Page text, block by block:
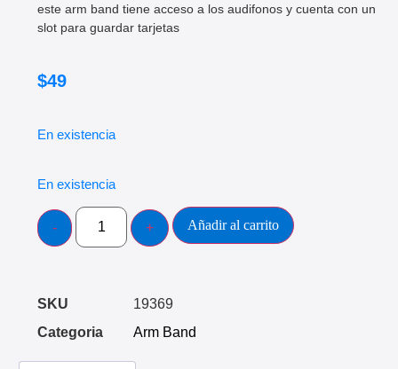
este arm band tiene acceso a los audifonos y cuenta con un
slot para guardar tarjetas
$49
En existencia
En existencia
Añadir al carrito
SKU
19369
Categoria
Arm Band